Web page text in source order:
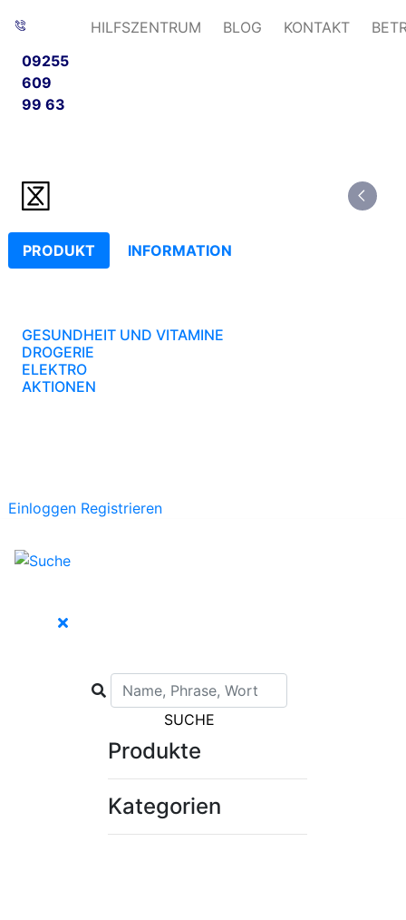
09255
609
99 63
HILFSZENTRUM BLOG KONTAKT
PRODUKT INFORMATION
GESUNDHEIT UND VITAMINE
DROGERIE
ELEKTRO
AKTIONEN
Einloggen Registrieren
SUCHE
Produkte
Kategorien